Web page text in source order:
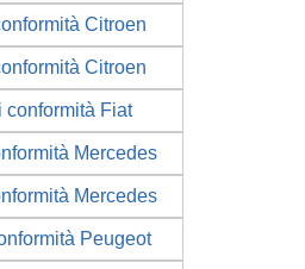
Citroen
Citroen
conformità Fiat
Mercedes
Mercedes
Peugeot